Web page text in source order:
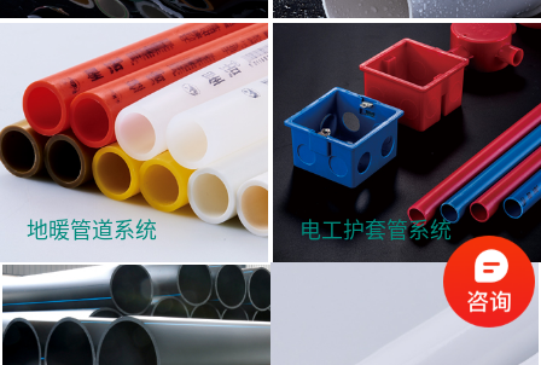
地暖管道系统 电工护套管系统